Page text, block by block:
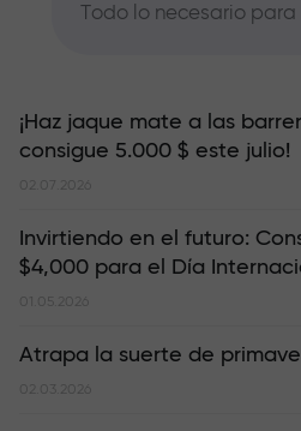
Todo lo necesario
¡Haz jaque mate a las
consigue 5.000 $ este julio!
02.07.2026
Invirtiendo en el futuro:
$4,000 para el Día
01.05.2026
Atrapa la suerte de
02.03.2026